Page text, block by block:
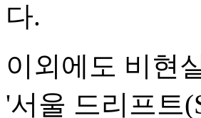
다.
이외에도 비현
'서울 드리프트